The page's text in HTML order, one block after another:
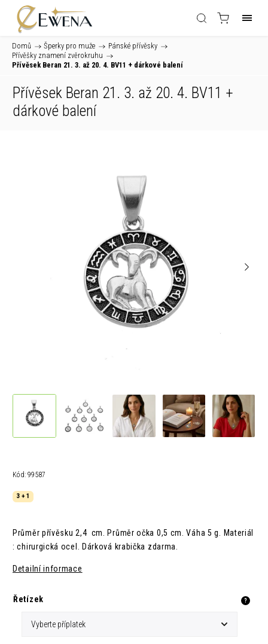
Domů / Šperky pro muže / Pánské přívěsky /
Přívěšky znamení zvěrokruhu /
Přívěsek Beran 21. 3. až 20. 4. BV11 + dárkové balení
Přívěsek Beran 21. 3. až 20. 4. BV11 +
dárkové balení
Kód: 99587
3 + 1
Průměr přívěsku 2,4 cm. Průměr očka 0,5 cm. Váha 5 g. Materiál
: chirurgická ocel. Dárková krabička zdarma.
Detailní informace
Řetízek ?